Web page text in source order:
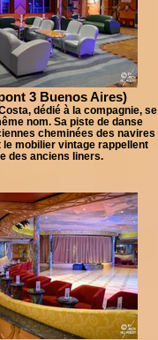
3 Buenos Aires)
dédié à la compagnie, se
nom. Sa piste de danse
cheminées des navires
le mobilier vintage rappellent
des anciens liners.